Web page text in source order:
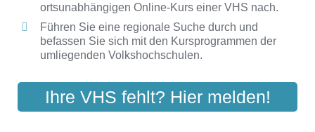
ortsunabhängigen Online-Kurs einer VHS nach.
Führen Sie eine regionale Suche durch und
befassen Sie sich mit den Kursprogrammen der
umliegenden Volkshochschulen.
Ihre VHS fehlt? Hier melden!